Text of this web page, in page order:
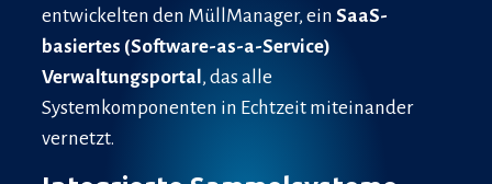
entwickelten den MüllManager, ein SaaS-
basiertes (Software-as-a-Service)
Verwaltungsportal , das alle
Systemkomponenten in Echtzeit miteinander
vernetzt.